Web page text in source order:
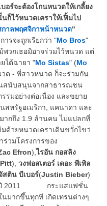
อร์จะต้องโกนหนวดให้เกลี้ยง
ก็ไว้หนวดเคราให้เฟิ้มไป
กาลพฤศจิกาหน้าหนวด"
ะถูกเรียกว่า "Mo Bros"
วกเธอมิอาจร่วมไว้หนวด แต่
ใต้ฉายา "Mo Sistas" (Mo
ด - พี่สาวหนวด ก็จะร่วมกัน
นสนับสนุนจากสาธารณชน
รรมอย่างต่อเนื่อง และขยาย
สหรัฐอเมริกา, แคนาดา และ
ากถึง 1.9 ล้านคน ไม่แปลกที่
ด้วยหนวดเคราเดินขวั่กไขว่
มโครงการของ
Efron),ไรอัน กอสลิง
), วงฟอสเตอร์ เดอะ พีเพิล
ติน บีเบอร์(Justin Bieber)
ในปี 2011 กระแสแฟชั่น
มากขึ้นทุกที เกิดเทรนต่างๆ